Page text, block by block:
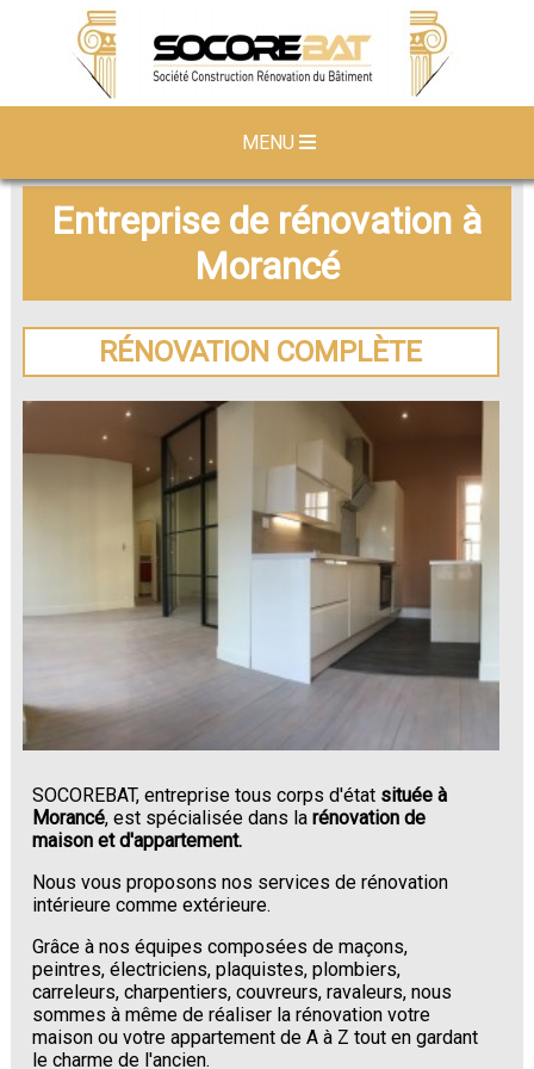
MENU
Entreprise de rénovation à
Morancé
RÉNOVATION COMPLÈTE
SOCOREBAT, entreprise tous corps d'état située à
Morancé, est spécialisée dans larénovation de
maison et d'appartement.
Nous vous proposons nos services de rénovation
intérieure comme extérieure.
Grâce à nos équipes composées de maçons,
peintres, électriciens, plaquistes, plombiers,
carreleurs, charpentiers, couvreurs, ravaleurs, nous
sommes à même de réaliser la rénovation votre
maison ou votre appartement de A à Z tout en gardant
le charme de l'ancien.